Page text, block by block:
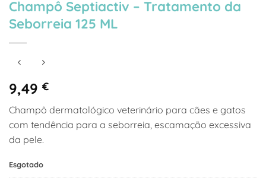
Champô Septiactiv – Tratamento da
Seborreia 125 ML
9,49 €
Champô dermatológico veterinário para cães e gatos
com tendência para a seborreia, escamação excessiva
da pele.
Esgotado